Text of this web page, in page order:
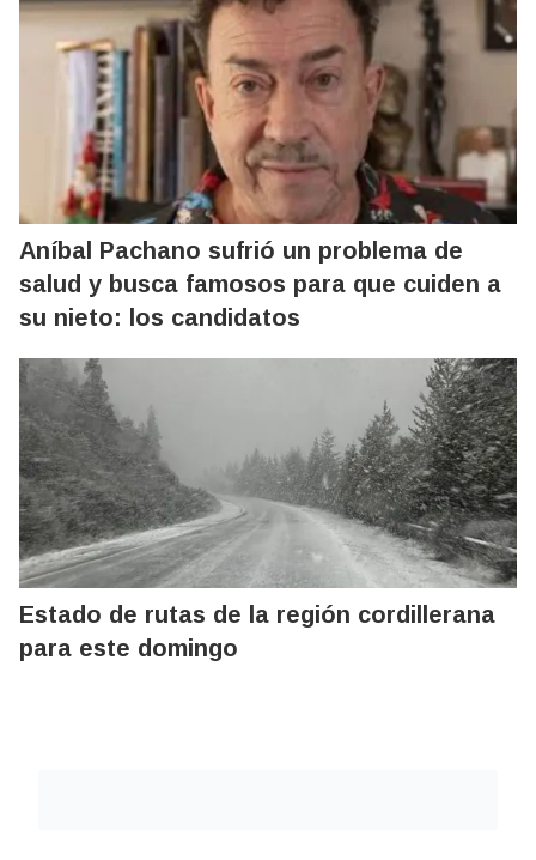
Aníbal Pachano sufrió un problema de
salud y busca famosos para que cuiden a
su nieto: los candidatos
Estado de rutas de la región cordillerana
para este domingo